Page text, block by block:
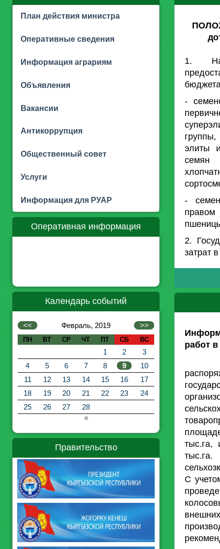
План действия министра
Оперативные сведения
Информация аграриям
Объявления
Вакансии
Антикоррупция
Общественный совет
Услуги
Информация для РУАР
Оперативная информация
Календарь событий
<< Февраль, 2019 >>
ПН ВТ СР ЧТ ПТ СБ ВС
1 2
3
4
5 6 7 8 9
10
11
12 13 14 15 16
17
18
19 20 21 22 23
24
25
26 27 28
©
Правительство
1.
-
элиты
семян
-
правом
2.
затрат
работ
С